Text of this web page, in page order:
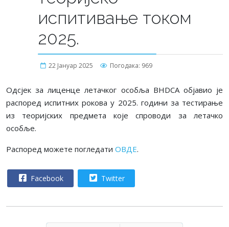
испитивање током
2025.
22 Јануар 2025 Погодака: 969
Одсјек за лиценце летачког особља BHDCA објавио је
распоред испитних рокова у 2025. години за тестирање
из теоријских предмета које спроводи за летачко
особље.
Распоред можете погледати ОВДЕ.
Facebook Twitter